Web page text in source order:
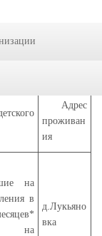
Адрес
проживан
ия
на
в
на
д.Лукьяно
вка